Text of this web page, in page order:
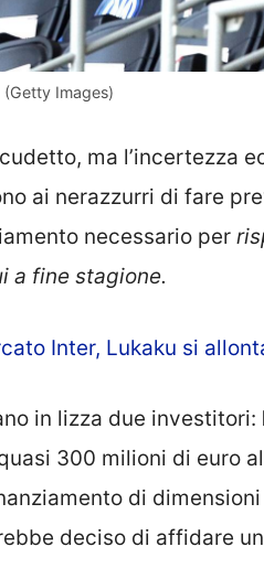
(Getty Images)
ma l’incertezza
ai nerazzurri di fare
necessario per
a fine stagione.
Inter, Lukaku si
in lizza due investitori:
300 milioni di euro al
di
deciso di affidare